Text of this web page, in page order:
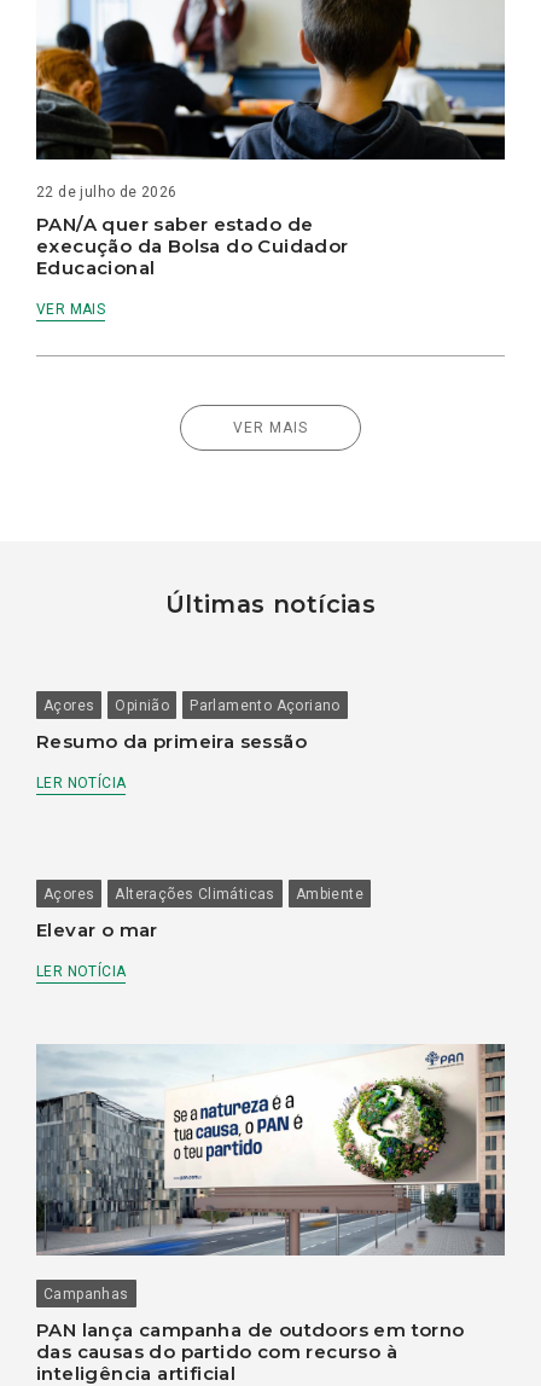
22 de julho de 2026
PAN/A quer saber estado de
execução da Bolsa do Cuidador
Educacional
VER MAIS
VER MAIS
Últimas notícias
Açores Opinião Parlamento Açoriano
Resumo da primeira sessão
LER NOTÍCIA
Açores Alterações Climáticas Ambiente
Elevar o mar
LER NOTÍCIA
Campanhas
PAN lança campanha de outdoors em torno
das causas do partido com recurso à
inteligência artificial